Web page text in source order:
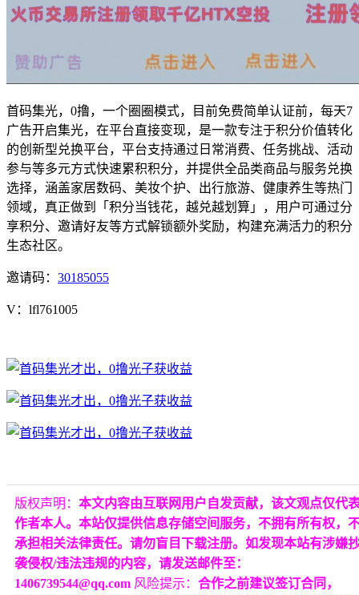
首码集光，0撸，一个圈圈模式，目前免费简单认证前，每天7
广告开启集光，在平台直接变现，是一款专注于积分价值转化
的创新型兑换平台，平台支持通过日常消费、任务挑战、活动
参与等多元方式快速累积积分，并提供全品类商品与服务兑换
选择，涵盖家居数码、美妆个护、出行旅游、健康养生等热门
领域，真正做到「积分当钱花，越兑越划算」，用户可通过分
享积分、邀请好友等方式解锁额外奖励，构建充满活力的积分
生态社区。
邀请码： 30185055
V：lfl761005
版权声明： 本文内容由互联网用户自发贡献，该文观点仅代
作者本人。本站仅提供信息存储空间服务，不拥有所有权，
承担相关法律责任。请勿盲目下载注册。如发现本站有涉嫌
袭侵权/违法违规的内容，请发送邮件至：
1406739544@qq.com 风险提示： 合作之前建议签订合同，